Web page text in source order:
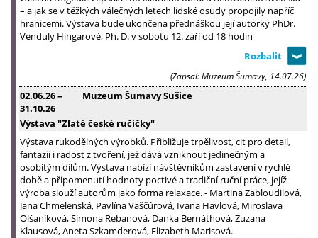
– a jak se v těžkých válečných letech lidské osudy propojily napříč
hranicemi. Výstava bude ukončena přednáškou její autorky PhDr.
Venduly Hingarové, Ph. D. v sobotu 12. září od 18 hodin
(Zapsal: Muzeum Šumavy, 14.07.26)
02.06.26–
31.10.26
Muzeum Šumavy Sušice
Výstava "Zlaté české ručičky"
Výstava rukodělných výrobků. Přibližuje trpělivost, cit pro detail,
fantazii i radost z tvoření, jež dává vzniknout jedinečným a
osobitým dílům. Výstava nabízí návštěvníkům zastavení v rychlé
době a připomenutí hodnoty poctivé a tradiční ruční práce, jejíž
výroba slouží autorům jako forma relaxace. - Martina Zabloudilová,
Jana Chmelenská, Pavlína Vaščúrová, Ivana Havlová, Miroslava
Olšaníková, Simona Rebanová, Danka Bernáthová, Zuzana
Klausová, Aneta Szkamderová, Elizabeth Marisová.